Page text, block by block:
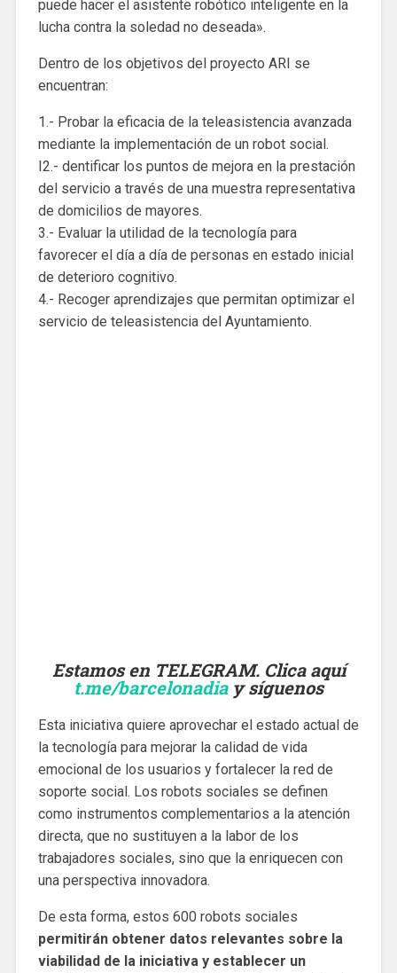
puede hacer el asistente robótico inteligente en la
lucha contra la soledad no deseada».
Dentro de los objetivos del proyecto ARI se
encuentran:
1.- Probar la eficacia de la teleasistencia avanzada
mediante la implementación de un robot social.
I2.- dentificar los puntos de mejora en la prestación
del servicio a través de una muestra representativa
de domicilios de mayores.
3.- Evaluar la utilidad de la tecnología para
favorecer el día a día de personas en estado inicial
de deterioro cognitivo.
4.- Recoger aprendizajes que permitan optimizar el
servicio de teleasistencia del Ayuntamiento.
Estamos en TELEGRAM. Clica aquí
t.me/barcelonadia y síguenos
Esta iniciativa quiere aprovechar el estado actual de
la tecnología para mejorar la calidad de vida
emocional de los usuarios y fortalecer la red de
soporte social. Los robots sociales se definen
como instrumentos complementarios a la atención
directa, que no sustituyen a la labor de los
trabajadores sociales, sino que la enriquecen con
una perspectiva innovadora.
De esta forma, estos 600 robots sociales
permitirán obtener datos relevantes sobre la
viabilidad de la iniciativa y establecer un